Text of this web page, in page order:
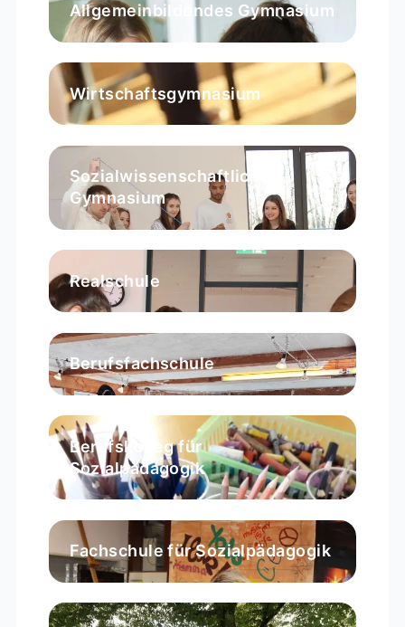
Allgemeinbildendes Gymnasium
Wirtschaftsgymnasium
Sozialwissenschaftliches
Gymnasium
Realschule
Berufsfachschule
Berufskolleg für
Sozialpädagogik
Fachschule für Sozialpädagogik